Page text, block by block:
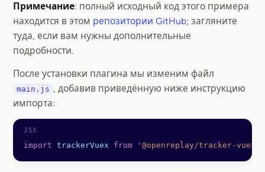
Примечание: полный исходный код этого примера
находится в этом репозитории GitHub; загляните
туда, если вам нужны дополнительные
подробности.
После установки плагина мы изменим файл
main.js , добавив приведённую ниже инструкцию
импорта:
import trackerVuex from '@openreplay/tracker-